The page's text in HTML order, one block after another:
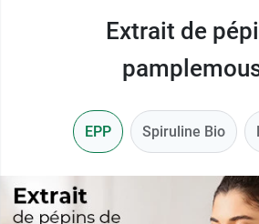
Extrait de
EPP Spiruline Bio